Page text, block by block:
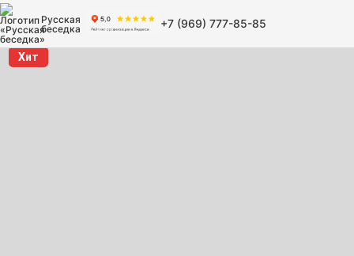
Русская
беседка
+7 (969) 777-85-85
Хит